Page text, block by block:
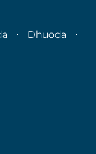
Dhuoda